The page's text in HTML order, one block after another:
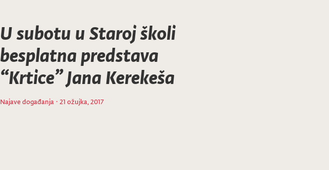
U subotu u Staroj školi
besplatna predstava
“Krtice” Jana Kerekeša
Najave događanja · 21 ožujka, 2017